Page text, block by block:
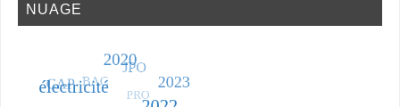
NUAGE